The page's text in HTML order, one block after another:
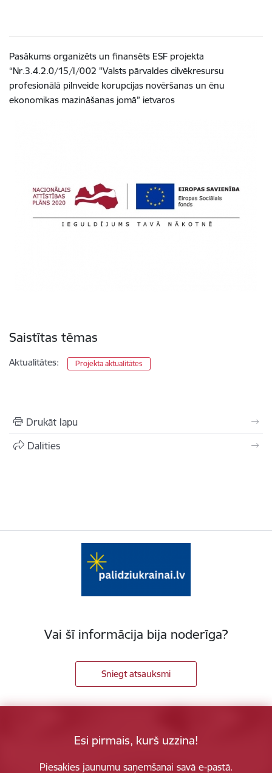
Pasākums organizēts un finansēts ESF projekta
“Nr.3.4.2.0/15/I/002 "Valsts pārvaldes cilvēkresursu
profesionālā pilnveide korupcijas novēršanas un ēnu
ekonomikas mazināšanas jomā” ietvaros
Saistītas tēmas
Aktualitātes: Projekta aktualitātes
Drukāt lapu
Dalīties
Vai šī informācija bija noderīga?
Sniegt atsauksmi
Esi pirmais, kurš uzzina!
Piesakies jaunumu saņemšanai savā e-pastā.